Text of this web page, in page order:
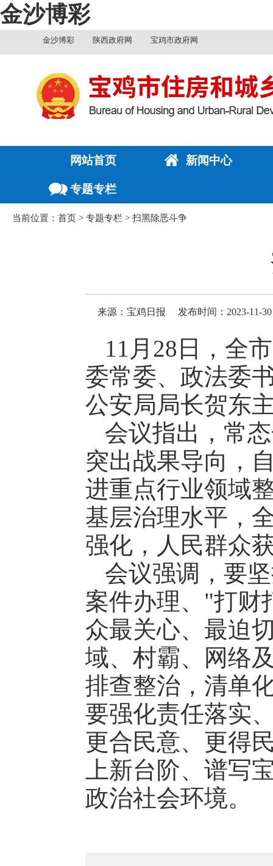
金沙博彩
金沙博彩 陕西政府网 宝鸡市政府网
网站首页 新闻中心
专题专栏
当前位置： 首页 > 专题专栏 > 扫黑除恶斗争
来源：宝鸡日报 发布时间：2023-11-30
11月28日，全
委常委、政法委
公安局局长贺东
会议指出，常
突出战果导向，
进重点行业领域
基层治理水平，
强化，人民群众
会议强调，要
案件办理、"打财
众最关心、最迫
域、村霸、网络
排查整治，清单
要强化责任落实
更合民意、更得
上新台阶、谱写
政治社会环境。